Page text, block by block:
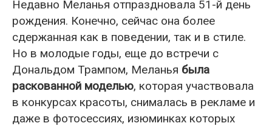
Недавно Меланья отпраздновала 51-й день
рождения. Конечно, сейчас она более
сдержанная как в поведении, так и в стиле.
Но в молодые годы, еще до встречи с
Дональдом Трампом, Меланья была
раскованной моделью, которая участвовала
в конкурсах красоты, снималась в рекламе и
даже в фотосессиях, изюминках которых